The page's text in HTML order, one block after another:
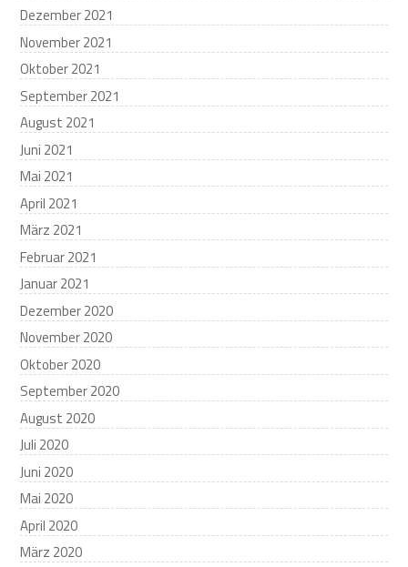
Dezember 2021
November 2021
Oktober 2021
September 2021
August 2021
Juni 2021
Mai 2021
April 2021
März 2021
Februar 2021
Januar 2021
Dezember 2020
November 2020
Oktober 2020
September 2020
August 2020
Juli 2020
Juni 2020
Mai 2020
April 2020
März 2020